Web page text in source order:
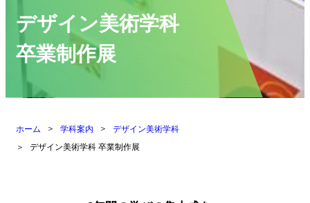
デザイン美術学科
卒業制作展
ホーム 学科案内
デザイン美術学科
デザイン美術学科 卒業制作展